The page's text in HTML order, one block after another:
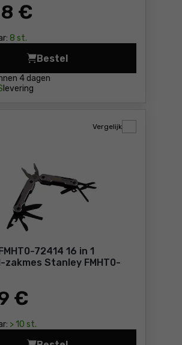
€
8 st.
4 dagen
levering
Bestel
Full-Tang survivalmes Neo
72414 16 in 1
Stanley FMHT0-
€
> 10 st.
Vergelijk